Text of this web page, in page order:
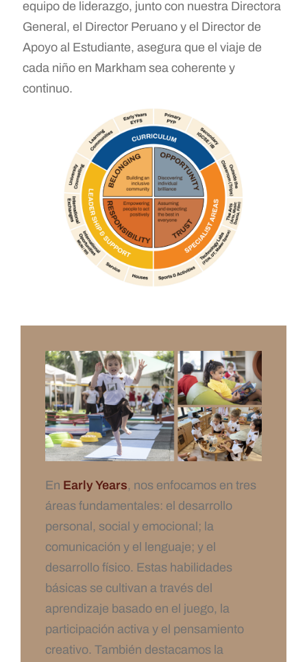
equipo de liderazgo, junto con nuestra Directora
General, el Director Peruano y el Director de
Apoyo al Estudiante, asegura que el viaje de
cada niño en Markham sea coherente y
continuo.
En Early Years, nos enfocamos en tres
áreas fundamentales: el desarrollo
personal, social y emocional; la
comunicación y el lenguaje; y el
desarrollo físico. Estas habilidades
básicas se cultivan a través del
aprendizaje basado en el juego, la
participación activa y el pensamiento
creativo. También destacamos la